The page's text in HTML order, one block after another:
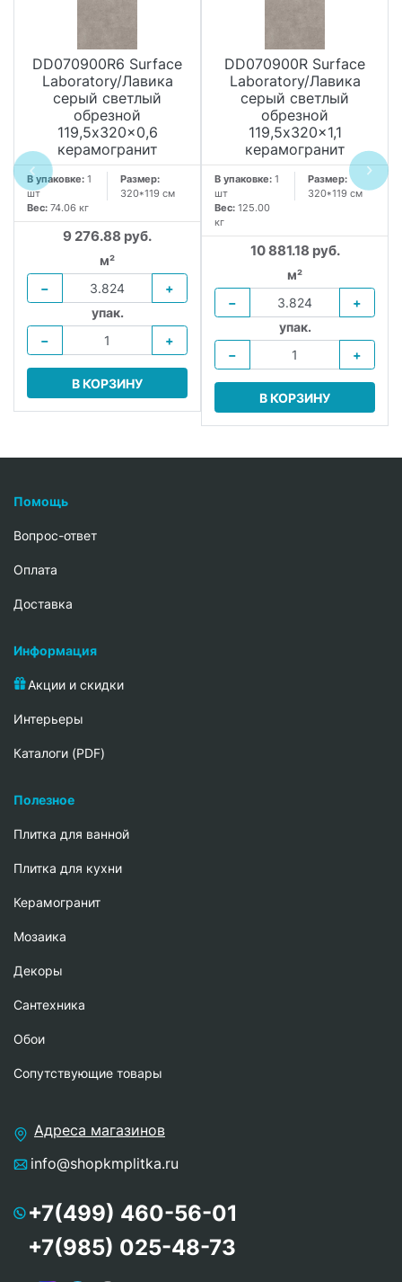
DD070900R6 Surface
Laboratory/Лавика
серый светлый
обрезной
119,5x320x0,6
керамогранит
В упаковке: 1
шт
Размер:
320*119 см
Вес: 74.06 кг
9 276.88 руб.
м²
−
+
упак.
−
+
В КОРЗИНУ
DD070900R Surface
Laboratory/Лавика
серый светлый
обрезной
119,5x320x1,1
керамогранит
В упаковке: 1
шт
Размер:
320*119 см
Вес: 125.00
кг
10 881.18 руб.
м²
−
+
упак.
−
+
В КОРЗИНУ
Помощь
Вопрос-ответ
Oплата
Доставка
Информация
Акции и скидки
Интерьеры
Каталоги (PDF)
Полезное
Плитка для ванной
Плитка для кухни
Керамогранит
Мозаика
Декоры
Сантехника
Обои
Сопутствующие товары
Адреса магазинов
info@shopkmplitka.ru
+7(499) 460-56-01
+7(985) 025-48-73